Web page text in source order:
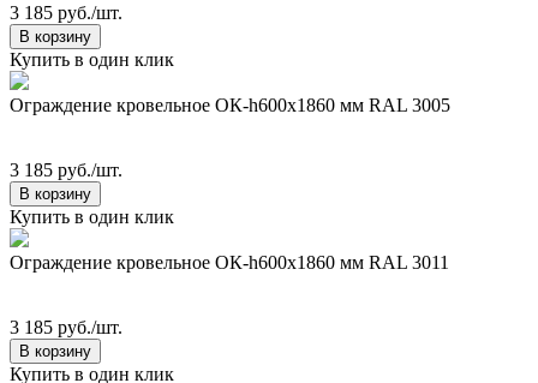
3 185 руб./шт.
В корзину
Купить в один клик
Ограждение кровельное ОК-h600х1860 мм RAL 3005
3 185 руб./шт.
В корзину
Купить в один клик
Ограждение кровельное ОК-h600х1860 мм RAL 3011
3 185 руб./шт.
В корзину
Купить в один клик